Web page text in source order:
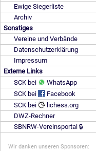
Ewige Siegerliste
Archiv
Sonstiges
Vereine und Verbände
Datenschutzerklärung
Impressum
Externe Links
SCK bei
WhatsApp
SCK bei
Facebook
SCK bei
lichess.org
DWZ-Rechner
SBNRW-Vereinsportal 🔒
Wir danken unseren Sponsoren: